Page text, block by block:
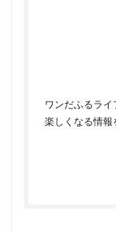
ワンだふるラ
楽しくなる情報